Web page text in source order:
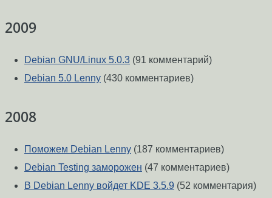
2009
Debian GNU/Linux 5.0.3 (91 комментарий)
Debian 5.0 Lenny (430 комментариев)
2008
Поможем Debian Lenny (187 комментариев)
Debian Testing заморожен (47 комментариев)
В Debian Lenny войдет KDE 3.5.9 (52 комментария)